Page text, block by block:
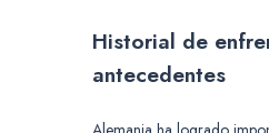
Historial de
antecedentes